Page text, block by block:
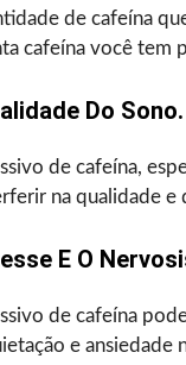
de cafeína
cafeína você tem
Do Sono.
de cafeína,
na qualidade e
E O
de cafeína
e ansiedade